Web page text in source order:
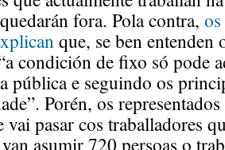
fora. Pola contra,
que, se ben entenden
condición de fixo só pode
pública e seguindo os
Porén, os
vai pasar cos traballadores
asumir 720 persoas o